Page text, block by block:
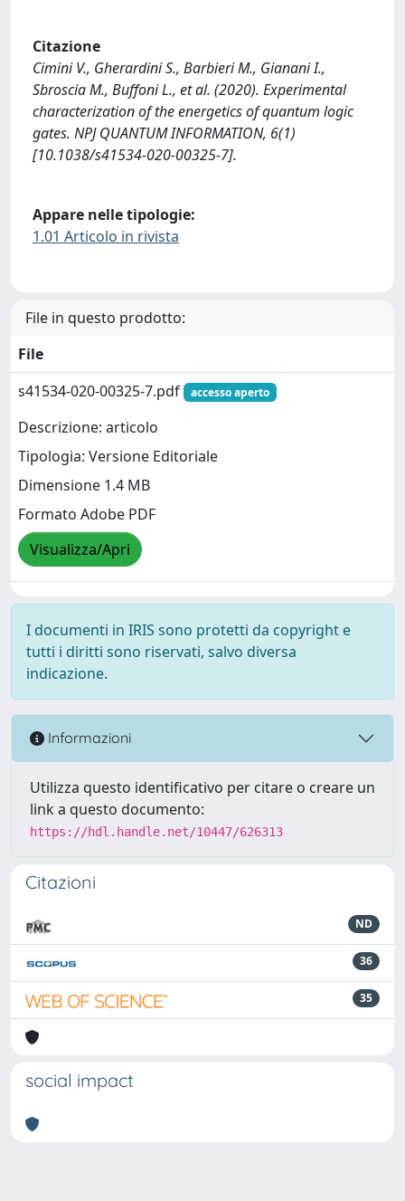
Citazione
Cimini V., Gherardini S., Barbieri M., Gianani I.,
Sbroscia M., Buffoni L., et al. (2020). Experimental
characterization of the energetics of quantum logic
gates. NPJ QUANTUM INFORMATION, 6(1)
[10.1038/s41534-020-00325-7].
Appare nelle tipologie:
1.01 Articolo in rivista
File in questo prodotto:
File
s41534-020-00325-7.pdf
accesso aperto
Descrizione: articolo
Tipologia: Versione Editoriale
Dimensione 1.4 MB
Formato Adobe PDF
Visualizza/Apri
I documenti in IRIS sono protetti da copyright e
tutti i diritti sono riservati, salvo diversa
indicazione.
Informazioni
Utilizza questo identificativo per citare o creare un
link a questo documento:
https://hdl.handle.net/10447/626313
Citazioni
ND
36
35
social impact